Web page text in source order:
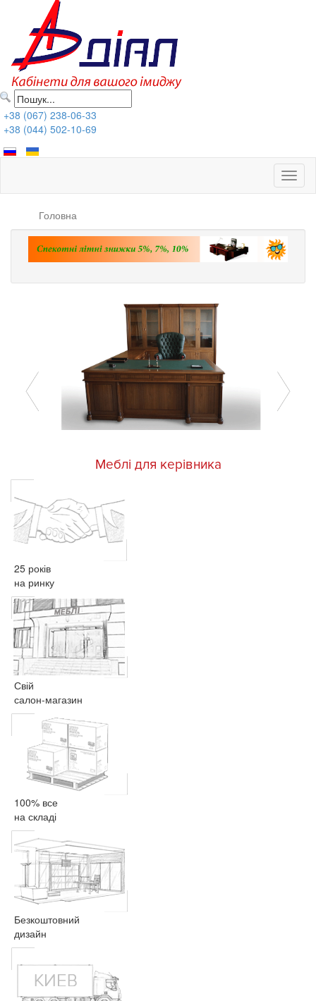
+38 (067) 238-06-33
+38 (044) 502-10-69
Головна
Меблі для керівника
25 років
на ринку
Свій
салон-магазин
100% все
на складі
Безкоштовний
дизайн